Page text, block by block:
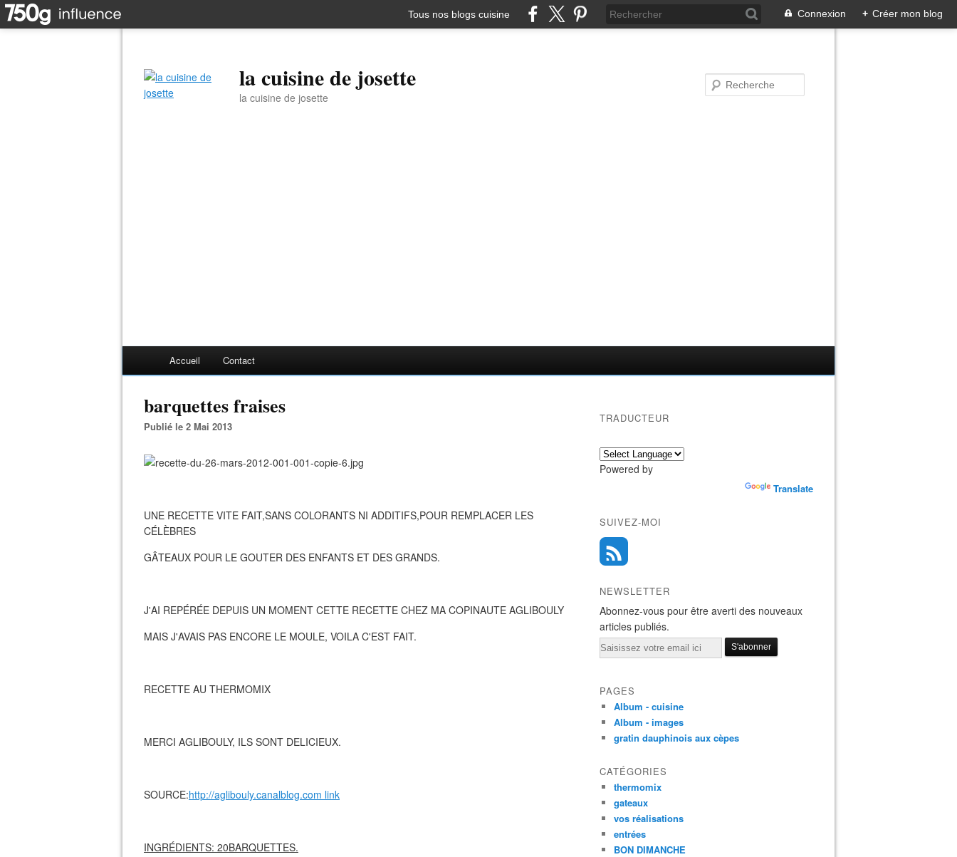
Tous nos blogs cuisine Connexion + Créer mon blog
la cuisine de josette
la cuisine de josette
Accueil Contact
barquettes fraises
Publié le 2 Mai 2013
UNE RECETTE VITE FAIT,SANS COLORANTS NI ADDITIFS,POUR REMPLACER LES
CÉLÈBRES
GÂTEAUX POUR LE GOUTER DES ENFANTS ET DES GRANDS.
J'AI REPÉRÉE DEPUIS UN MOMENT CETTE RECETTE CHEZ MA COPINAUTE AGLIBOULY
MAIS J'AVAIS PAS ENCORE LE MOULE, VOILA C'EST FAIT.
RECETTE AU THERMOMIX
MERCI AGLIBOULY, ILS SONT DELICIEUX.
SOURCE:http://aglibouly.canalblog.com link
INGRÉDIENTS: 20BARQUETTES.
TRADUCTEUR
Powered by
Translate
SUIVEZ-MOI
NEWSLETTER
Abonnez-vous pour être averti des nouveaux
articles publiés.
Email
PAGES
Album - cuisine
Album - images
gratin dauphinois aux cèpes
CATÉGORIES
thermomix
gateaux
vos réalisations
entrées
BON DIMANCHE